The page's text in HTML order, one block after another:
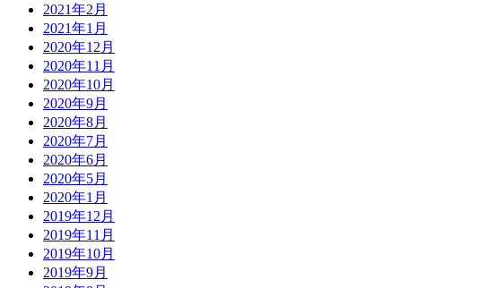
2021年2月
2021年1月
2020年12月
2020年11月
2020年10月
2020年9月
2020年8月
2020年7月
2020年6月
2020年5月
2020年1月
2019年12月
2019年11月
2019年10月
2019年9月